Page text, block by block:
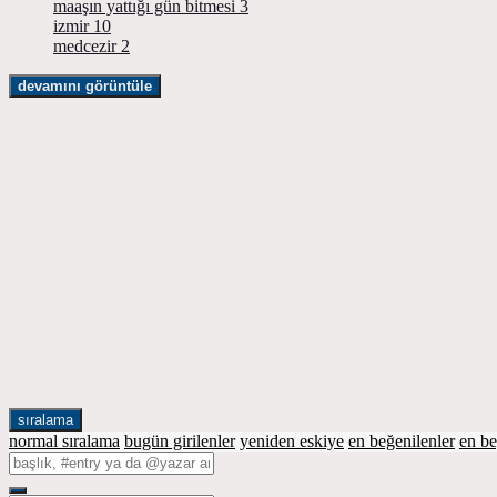
maaşın yattığı gün bitmesi 3
izmir 10
medcezir 2
devamını görüntüle
sıralama
normal sıralama bugün girilenler yeniden eskiye en beğenilenler en